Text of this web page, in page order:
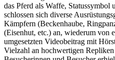
das Pferd als Waffe, Statussymbol
schlossen sich diverse
Kämpfern (Beckenhaube,
(Eisenhut, etc.) an, wiederum von
umgesetzten Videobeitrag mit
Vielzahl an hochwertigen